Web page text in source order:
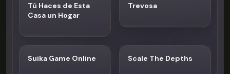
Tú Haces de Esta
Casa un Hogar
Trevosa
Suika Game Online Scale The Depths